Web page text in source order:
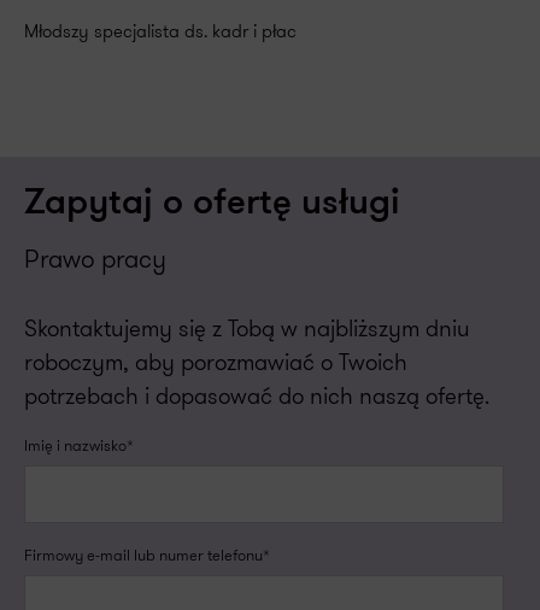
Młodszy specjalista ds. kadr i płac
Zapytaj o ofertę usługi
Prawo pracy
Skontaktujemy się z Tobą w najbliższym dniu
roboczym, aby porozmawiać o Twoich
potrzebach i dopasować do nich naszą ofertę.
Imię i nazwisko*
Firmowy e-mail lub numer telefonu*